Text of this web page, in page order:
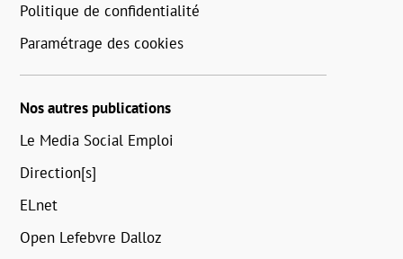
Politique de confidentialité
Paramétrage des cookies
Nos autres publications
Le Media Social Emploi
Direction[s]
ELnet
Open Lefebvre Dalloz